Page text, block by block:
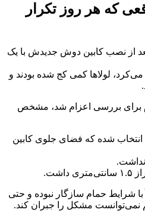
که هر روز تکرار
از نصب کابین دوش جدیدش با یک
لولاها کمی کج شده بودند و
برای بررسی اعزام شد، مشخص
شده که فضای جلوی کابین
شرایط حمام سازگار نبوده و حتی
نمی‌توانست مشکل را جبران کند.